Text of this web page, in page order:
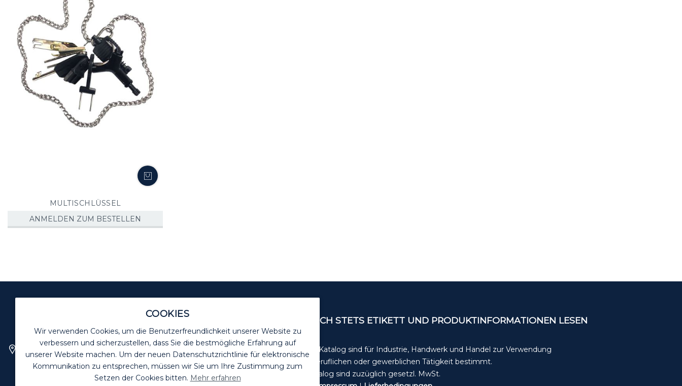
COOKIES
Wir verwenden Cookies, um die Benutzerfreundlichkeit unserer Website zu
verbessern und sicherzustellen, dass Sie die bestmögliche Erfahrung auf
unserer Website machen. Um der neuen Datenschutzrichtlinie für elektronische
Kommunikation zu entsprechen, müssen wir Sie um Ihre Zustimmung zum
Setzen der Cookies bitten. Mehr erfahren
MULTISCHLÜSSEL
ANMELDEN ZUM BESTELLEN
BIOZIDE VORSICHTIG VERWENDEN. VOR GEBRAUCH STETS ETIKETT UND PRODUKTINFORMATIONEN LESEN
Killgerm GmbH
Bussardweg 16
Die Angebote in diesem Katalog sind für Industrie, Handwerk und Handel zur Verwendung
in der selbstständigen, beruflichen oder gewerblichen Tätigkeit bestimmt.
Alle unsere Preise im Katalog sind zuzüglich gesetzl. MwSt.